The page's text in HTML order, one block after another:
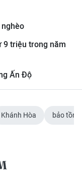
9 triệu trong năm
Ấn Độ
Khánh Hòa bảo tồn